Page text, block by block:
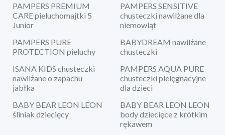
PAMPERS PREMIUM
CARE pieluchomajtki 5
Junior
PAMPERS SENSITIVE
chusteczki nawilżane dla
niemowląt
PAMPERS PURE
PROTECTION pieluchy
BABYDREAM nawilżane
chusteczki
ISANA KIDS chusteczki
nawilżane o zapachu
jabłka
PAMPERS AQUA PURE
chusteczki pielęgnacyjne
dla dzieci
BABY BEAR LEON LEON
śliniak dziecięcy
BABY BEAR LEON LEON
body dziecięce z krótkim
rękawem